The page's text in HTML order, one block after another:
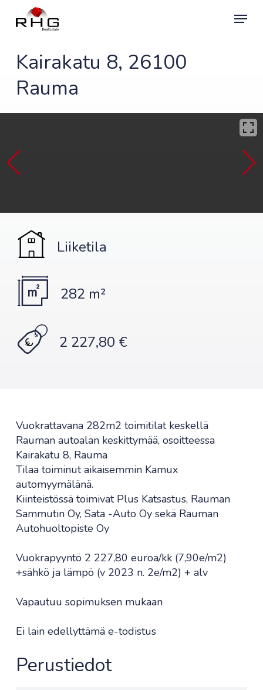
Menu
Kairakatu 8, 26100
Rauma
Liiketila
282 m²
2 227,80 €
Vuokrattavana 282m2 toimitilat keskellä
Rauman autoalan keskittymää, osoitteessa
Kairakatu 8, Rauma
Tilaa toiminut aikaisemmin Kamux
automyymälänä.
Kiinteistössä toimivat Plus Katsastus, Rauman
Sammutin Oy, Sata -Auto Oy sekä Rauman
Autohuoltopiste Oy
Vuokrapyyntö 2 227,80 euroa/kk (7,90e/m2)
+sähkö ja lämpö (v 2023 n. 2e/m2) + alv
Vapautuu sopimuksen mukaan
Ei lain edellyttämä e-todistus
Perustiedot